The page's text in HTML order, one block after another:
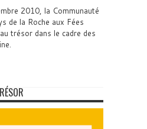
2010, la Communauté
de la Roche aux Fées
trésor dans le cadre des